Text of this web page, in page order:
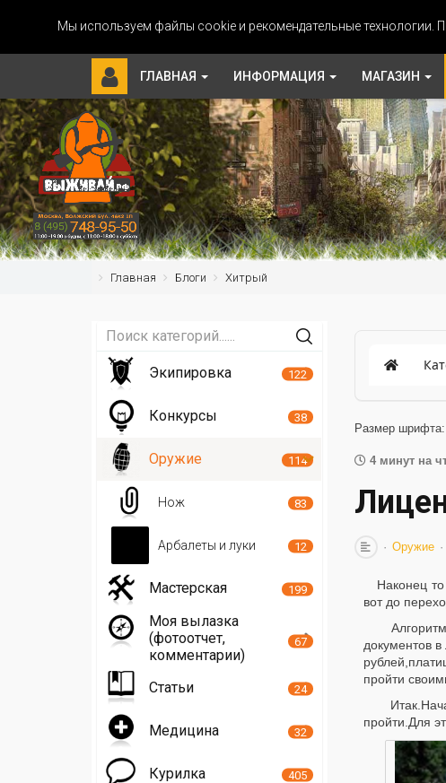
Мы используем файлы cookie и рекомендательные технологии.
ГЛАВНАЯ ИНФОРМАЦИЯ МАГАЗИН
Главная Блоги Хитрый
Размер шрифта:
4 минут на
Оружие
Наконец
вот до
Алгоритм
документов
пройти
пройти.Для
Экипировка 122
Конкурсы 38
Оружие 114
Нож 83
Арбалеты и луки 12
Мастерская 199
Моя вылазка
(фотоотчет,
комментарии)
67
Статьи 24
Медицина 32
Курилка 405